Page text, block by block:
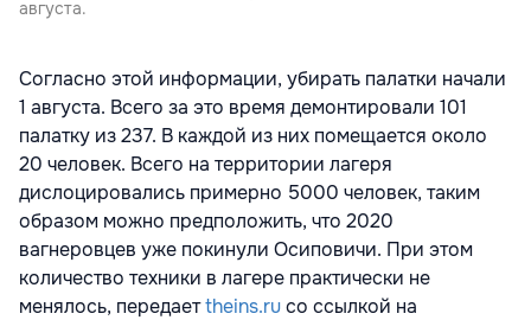
августа.
Согласно этой информации, убирать палатки начали
1 августа. Всего за это время демонтировали 101
палатку из 237. В каждой из них помещается около
20 человек. Всего на территории лагеря
дислоцировались примерно 5000 человек, таким
образом можно предположить, что 2020
вагнеровцев уже покинули Осиповичи. При этом
количество техники в лагере практически не
менялось, передаетtheins.ruсо ссылкой на